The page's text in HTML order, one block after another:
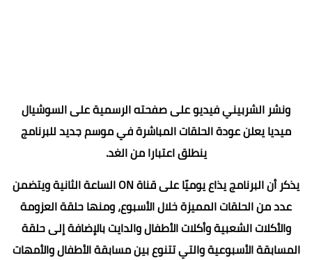
ونشر الشربيني فيديو على صفحته الرسمية على السوشيال
ميديا يعلن عودة الحلقات المباشرة في موسم جديد للبرنامج
ينطلق اعتبارا من الغد.
يذكر أن البرنامج يذاع يوميًا على قناة ON الساعة الثانية ويتضمن
عدد من الحلقات المميزة خلال الأسبوع، ومنها حلقة العزومة
والأكلات الشعبية وأكلات الأطفال والدايت بالإضافة إلى حلقة
المسابقة الأسبوعية والتي تتنوع بين مسابقة الأطفال والأمهات